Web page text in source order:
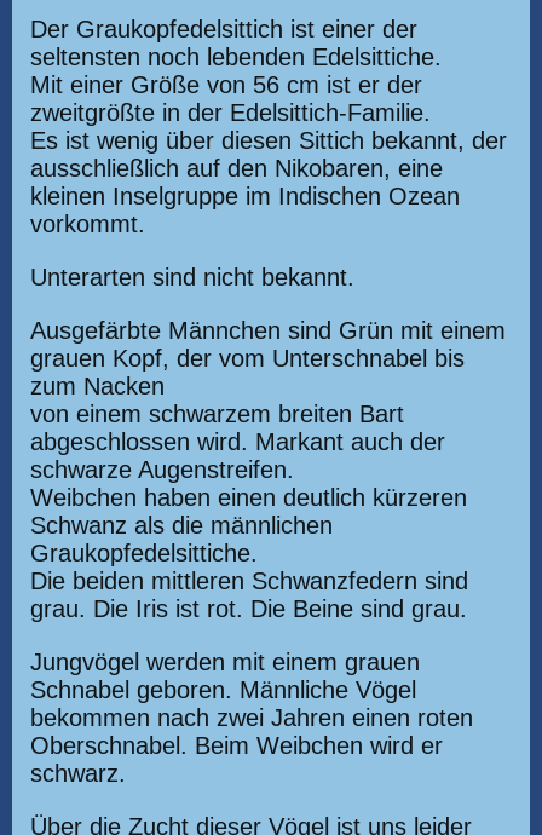
Der Graukopfedelsittich ist einer der
seltensten noch lebenden Edelsittiche.
Mit einer Größe von 56 cm ist er der
zweitgrößte in der Edelsittich-Familie.
Es ist wenig über diesen Sittich bekannt, der
ausschließlich auf den Nikobaren, eine
kleinen Inselgruppe im Indischen Ozean
vorkommt.
Unterarten sind nicht bekannt.
Ausgefärbte Männchen sind Grün mit einem
grauen Kopf, der vom Unterschnabel bis
zum Nacken
von einem schwarzem breiten Bart
abgeschlossen wird. Markant auch der
schwarze Augenstreifen.
Weibchen haben einen deutlich kürzeren
Schwanz als die männlichen
Graukopfedelsittiche.
Die beiden mittleren Schwanzfedern sind
grau. Die Iris ist rot. Die Beine sind grau.
Jungvögel werden mit einem grauen
Schnabel geboren. Männliche Vögel
bekommen nach zwei Jahren einen roten
Oberschnabel. Beim Weibchen wird er
schwarz.
Über die Zucht dieser Vögel ist uns leider